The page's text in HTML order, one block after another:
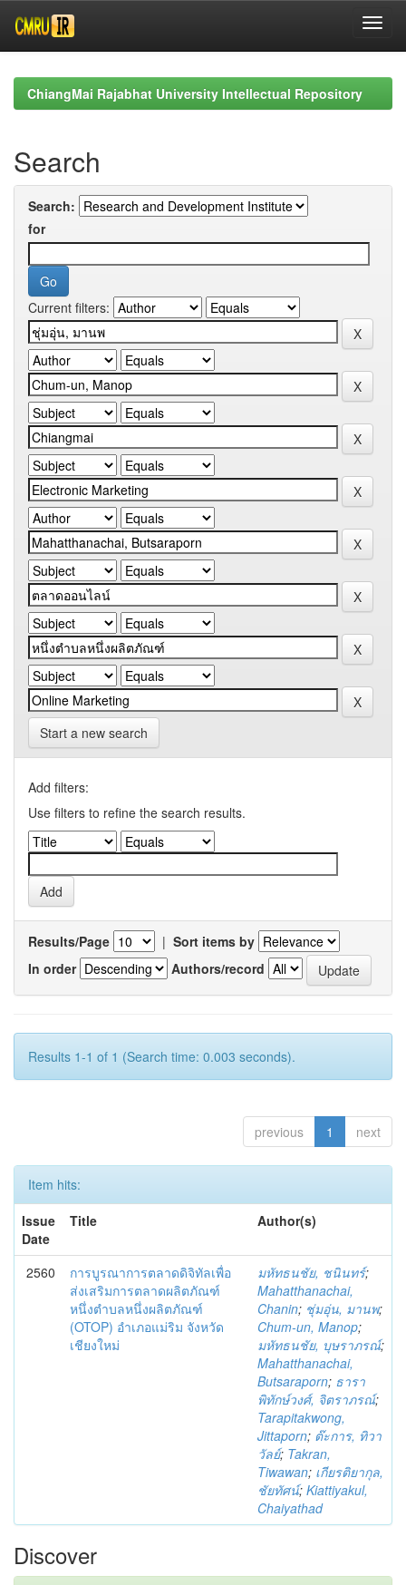
navigationChiangMai Rajabhat University Intellectual Repository
Search
Search:
for
Current filters:
Start a new search
Add filters:
Use filters to refine the search results.
Results/Page | Sort items by
In order
Authors/record
Results 1-1 of 1 (Search time: 0.003 seconds).
previous 1 next
Item hits:
Issue
Date
Title Author(s)
2560
การบูรณาการตลาดดิจิทัลเพื่อ
ส่งเสริมการตลาดผลิตภัณฑ์
หนึ่งตำบลหนึ่งผลิตภัณฑ์
(OTOP) อำเภอแม่ริม จังหวัด
เชียงใหม่
มหัทธนชัย, ชนินทร์;
Mahatthanachai,
Chanin; ชุ่มอุ่น, มานพ;
Chum-un, Manop;
มหัทธนชัย, บุษราภรณ์;
Mahatthanachai,
Butsaraporn; ธารา
พิทักษ์วงศ์, จิตราภรณ์;
Tarapitakwong,
Jittaporn; ต๊ะการ, ทิวา
วัลย์; Takran,
Tiwawan; เกียรติยากุล,
ชัยทัศน์; Kiattiyakul,
Chaiyathad
Discover